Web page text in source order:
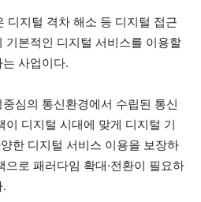
디지털 격차 해소 등 디지털 접근
기본적인 디지털 서비스를 이용할
사업이다.
심의 통신환경에서 수립된 통신
이 디지털 시대에 맞게 디지털 기
한 디지털 서비스 이용을 보장하
로 패러다임 확대·전환이 필요하